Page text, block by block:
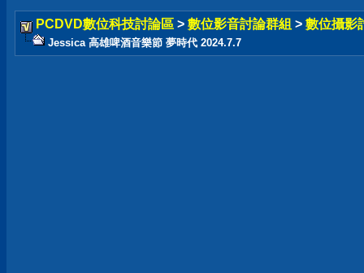
PCDVD數位科技討論區 > 數位影音討論群組 > 數位攝影
Jessica 高雄啤酒音樂節 夢時代 2024.7.7